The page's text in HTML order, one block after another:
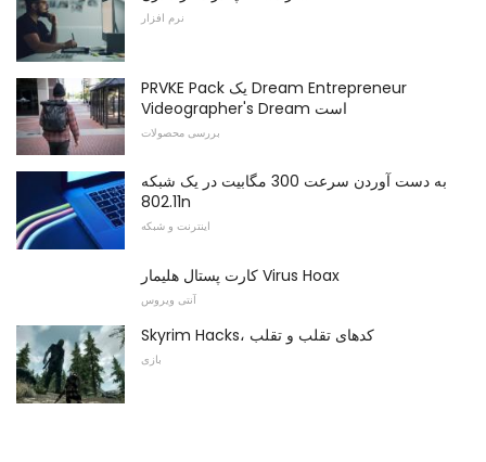
نرم افزار
PRVKE Pack یک Dream Entrepreneur
Videographer's Dream است
بررسی محصولات
به دست آوردن سرعت 300 مگابیت در یک شبکه
802.11n
اینترنت و شبکه
کارت پستال هلیمار Virus Hoax
آنتی ویروس
Skyrim Hacks، کدهای تقلب و تقلب
بازی